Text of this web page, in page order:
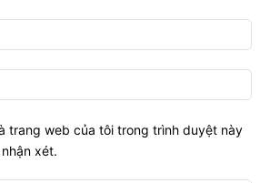
trang web của tôi trong trình duyệt này
xét.